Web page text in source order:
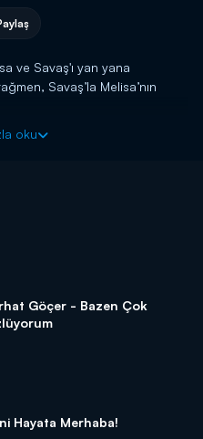
ve Savaş'ı yan yana
Savaş’la Melisa’nın
oku
Göçer - Bazen Çok
Hayata Merhaba!